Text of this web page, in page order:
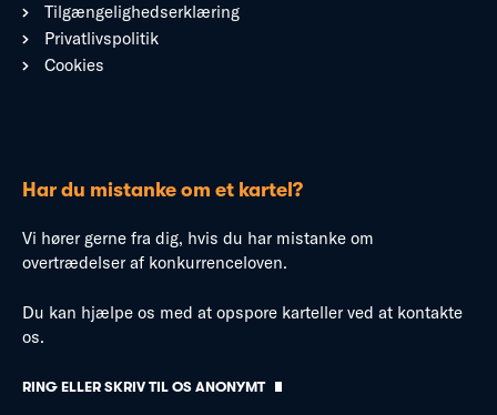
Tilgængelighedserklæring
Privatlivspolitik
Cookies
Har du mistanke om et kartel?
Vi hører gerne fra dig, hvis du har mistanke om
overtrædelser af konkurrenceloven.
Du kan hjælpe os med at opspore karteller ved at kontakte
os.
RING ELLER SKRIV TIL OS ANONYMT